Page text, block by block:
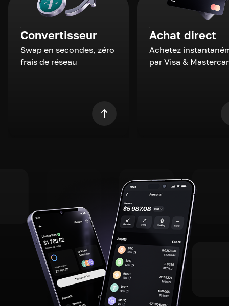
Convertisseur
Swap en secondes, zéro
frais de réseau
Achat direct
Achetez
par Visa &